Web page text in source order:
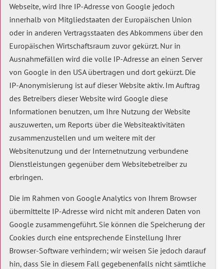
Webseite, wird Ihre IP-Adresse von Google jedoch
innerhalb von Mitgliedstaaten der Europäischen Union
oder in anderen Vertragsstaaten des Abkommens über den
Europäischen Wirtschaftsraum zuvor gekürzt. Nur in
Ausnahmefällen wird die volle IP-Adresse an einen Server
von Google in den USA übertragen und dort gekürzt. Die
IP-Anonymisierung ist auf dieser Website aktiv. Im Auftrag
des Betreibers dieser Website wird Google diese
Informationen benutzen, um Ihre Nutzung der Website
auszuwerten, um Reports über die Websiteaktivitäten
zusammenzustellen und um weitere mit der
Websitenutzung und der Internetnutzung verbundene
Dienstleistungen gegenüber dem Websitebetreiber zu
erbringen.
Die im Rahmen von Google Analytics von Ihrem Browser
übermittelte IP-Adresse wird nicht mit anderen Daten von
Google zusammengeführt. Sie können die Speicherung der
Cookies durch eine entsprechende Einstellung Ihrer
Browser-Software verhindern; wir weisen Sie jedoch darauf
hin, dass Sie in diesem Fall gegebenenfalls nicht sämtliche